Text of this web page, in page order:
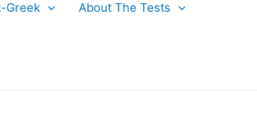
Greek About The Tests